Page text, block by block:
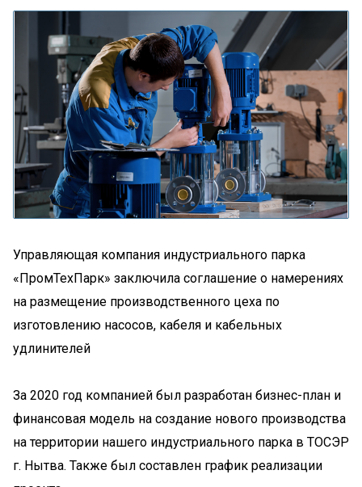
Управляющая компания индустриального парка
«ПромТехПарк» заключила соглашение о намерениях
на размещение производственного цеха по
изготовлению насосов, кабеля и кабельных
удлинителей
За 2020 год компанией был разработан бизнес-план и
финансовая модель на создание нового производства
на территории нашего индустриального парка в ТОСЭР
г. Нытва. Также был составлен график реализации